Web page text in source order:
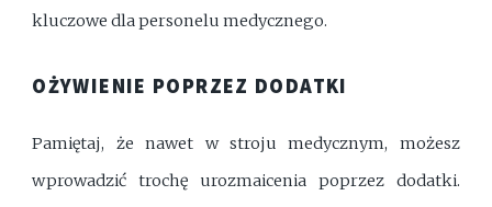
kluczowe dla personelu medycznego.
OŻYWIENIE POPRZEZ DODATKI
Pamiętaj, że nawet w stroju medycznym, możesz
wprowadzić trochę urozmaicenia poprzez dodatki.